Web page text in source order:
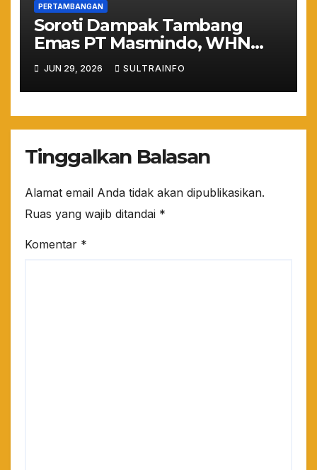
PERTAMBANGAN
​Soroti Dampak Tambang
Emas PT Masmindo, WHN
Bakal Surati Presiden
Prabowo Terkait Kondisi
Luwu
JUN 29, 2026 SULTRAINFO
Tinggalkan Balasan
Alamat email Anda tidak akan dipublikasikan.
Ruas yang wajib ditandai *
Komentar *